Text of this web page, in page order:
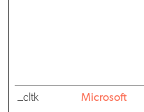
_cltk Microsoft